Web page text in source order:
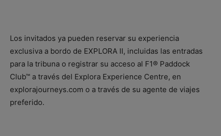
Los invitados ya pueden reservar su experiencia
exclusiva a bordo de EXPLORA II, incluidas las entradas
para la tribuna o registrar su acceso al F1® Paddock
Club™ a través del Explora Experience Centre, en
explorajourneys.com o a través de su agente de viajes
preferido.